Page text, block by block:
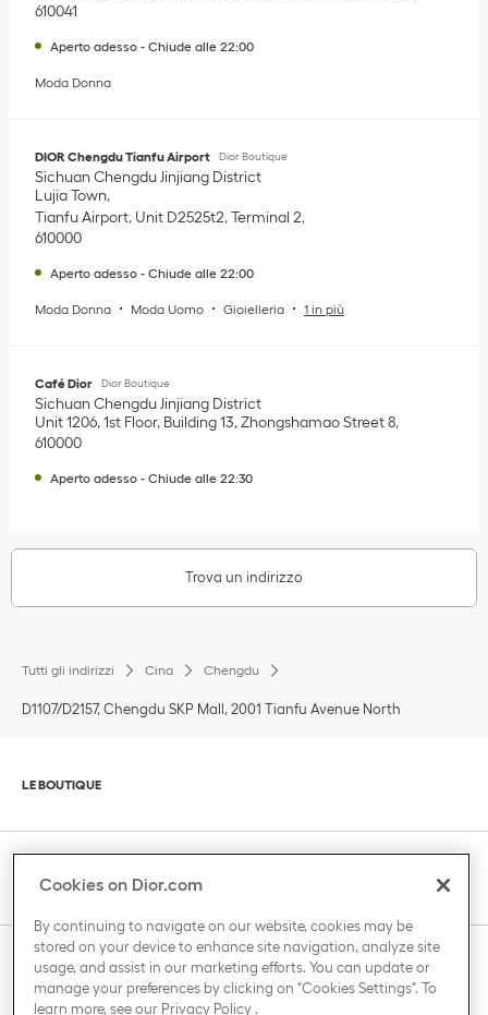
610041
Aperto adesso - Chiude alle 22:00
Moda Donna
DIOR Chengdu Tianfu Airport Dior Boutique
SichuanChengdu Jinjiang District
Lujia Town
Tianfu Airport, Unit D2525t2, Terminal 2
610000
Aperto adesso - Chiude alle 22:00
Moda Donna Moda Uomo Gioielleria 1 in più
Café Dior Dior Boutique
SichuanChengdu Jinjiang District
Unit 1206, 1st Floor, Building 13, Zhongshamao Street 8
610000
Aperto adesso - Chiude alle 22:30
Trova un indirizzo
Tutti gli indirizzi Cina Chengdu
D1107/D2157, Chengdu SKP Mall, 2001 Tianfu Avenue North
Fai clic per espandere o comprimere i contenuti
LE BOUTIQUE
Fai clic per espandere o comprimere i contenuti
SERVIZIO CLIENTI
Fai clic per espandere o comprimere i contenuti
THE HOUSE OF DIOR
Cookies on Dior.com
By continuing to navigate on our website, cookies may be
stored on your device to enhance site navigation, analyze site
usage, and assist in our marketing efforts. You can update or
manage your preferences by clicking on "Cookies Settings". To
learn more, see our Privacy Policy.